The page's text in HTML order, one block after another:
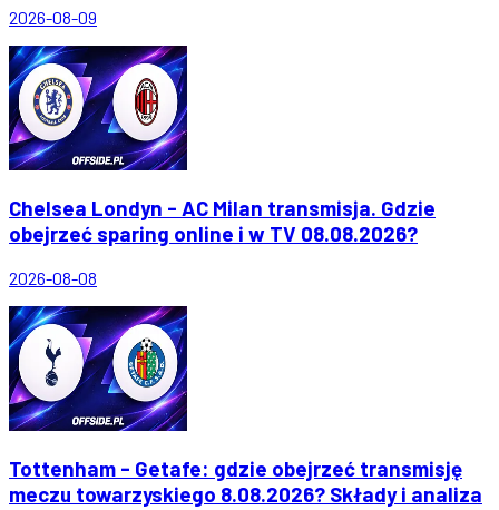
2026-08-09
Chelsea Londyn - AC Milan transmisja. Gdzie
obejrzeć sparing online i w TV 08.08.2026?
2026-08-08
Tottenham - Getafe: gdzie obejrzeć transmisję
meczu towarzyskiego 8.08.2026? Składy i analiza